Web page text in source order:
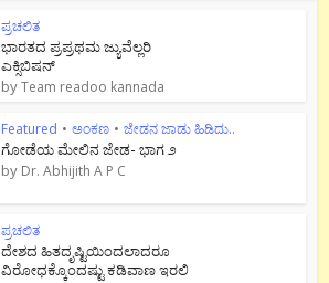
ಪ್ರಚಲಿತ
ಭಾರತದ ಪ್ರಪ್ರಥಮ ಜ್ಯುವೆಲ್ಲರಿ
ಎಕ್ಸಿಬಿಷನ್
byTeam readoo kannada
Featured • ಅಂಕಣ • ಜೇಡನ ಜಾಡು ಹಿಡಿದು..
ಗೋಡೆಯ ಮೇಲಿನ ಜೇಡ- ಭಾಗ ೨
by Dr. Abhijith A P C
ಪ್ರಚಲಿತ
ದೇಶದ ಹಿತದೃಷ್ಟಿಯಿಂದಲಾದರೂ
ವಿರೋಧಕ್ಕೊಂದಷ್ಟು ಕಡಿವಾಣ ಇರಲಿ